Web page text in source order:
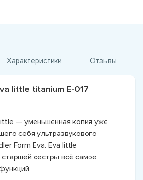
Характеристики Отзывы
little titanium E-017
— уменьшенная копия уже
себя ультразвукового
Form Eva. Eva little
сестры всё самое